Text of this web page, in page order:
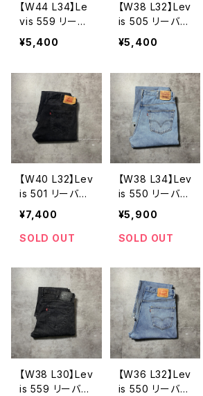
【W44 L34】Le
vis 559 リーバ
イス ジッパー
フライ ルーズ
太シルエット
デニムパンツ
ジーンズ
¥5,400
【W38 L32】Lev
is 505 リーバイ
ス ジッパーフ
ライ ストレート
パンツ ジーン
ズ
¥5,400
【W40 L32】Lev
is 501 リーバイ
ス ボタンフラ
イ ストレー
ト ブラックデニ
¥7,400
SOLD OUT
【W38 L34】Lev
is 550 リーバイ
ス ジッパーフ
ライ リラックス
フィット テーパ
薄紺 デニムパ
ンツ ジーンズ
¥5,900
SOLD OUT
【W38 L30】Lev
is 559 リーバイ
【W36 L32】Lev
is 550 リーバイ